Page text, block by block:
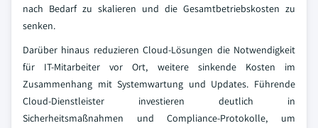
nach Bedarf zu skalieren und die Gesamtbetriebskosten zu
senken.
Darüber hinaus reduzieren Cloud-Lösungen die Notwendigkeit
für IT-Mitarbeiter vor Ort, weitere sinkende Kosten im
Zusammenhang mit Systemwartung und Updates. Führende
Cloud-Dienstleister investieren deutlich in
Sicherheitsmaßnahmen und Compliance-Protokolle, um